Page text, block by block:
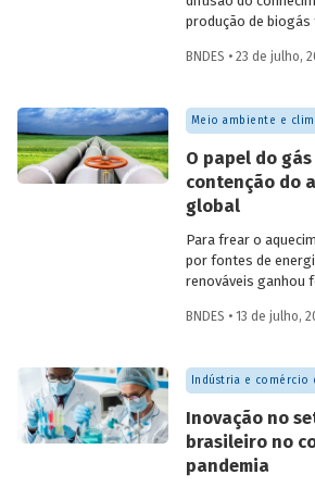
produção de biogás
em operação e no
tímido diante do
um país com um
desenvolvido pode
resíduos e
atividades
contribuir para
BNDES • 23 de julho,
Meio ambiente e
O papel do
contenção do
global
Para frear o
por fontes de
renováveis ganhou
mundial de redução
energética segue
natural desponta
capaz de apoiar a
economia de baixo
a infraestrutura já
impacto ambiental
BNDES • 13 de julho,
Indústria e
Inovação no
brasileiro no
pandemia